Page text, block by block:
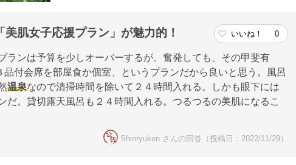
肌女子応援プラン」が魅力的！ いいね！ 0
ランは予算を少しオーバーするが、奮発しても、その甲斐有
付会席を部屋食か個室、というプランだから良いと思う。風呂
温泉なので清掃時間を除いて２４時間入れる。しかも眼下には
だ。貸切露天風呂も２４時間入れる。つるつるの美肌になるこ
Shinryuken さんの回答（投稿日：2022/11/29）